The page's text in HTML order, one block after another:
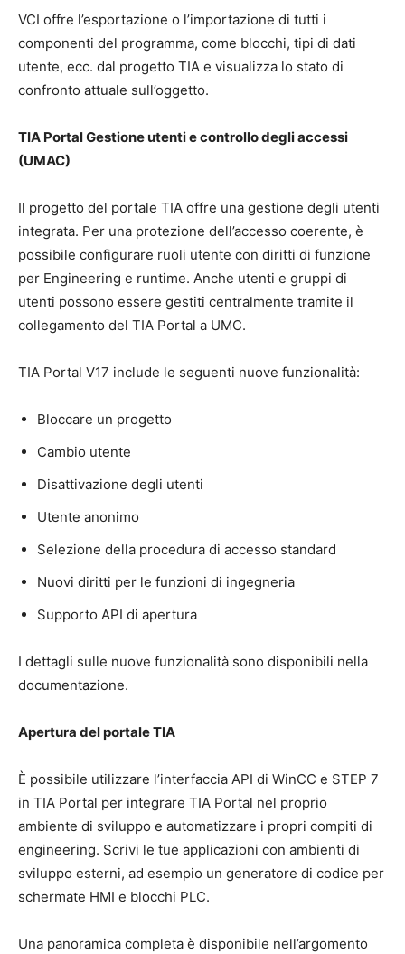
VCI offre l’esportazione o l’importazione di tutti i
componenti del programma, come blocchi, tipi di dati
utente, ecc. dal progetto TIA e visualizza lo stato di
confronto attuale sull’oggetto.
TIA Portal Gestione utenti e controllo degli accessi
(UMAC)
Il progetto del portale TIA offre una gestione degli utenti
integrata. Per una protezione dell’accesso coerente, è
possibile configurare ruoli utente con diritti di funzione
per Engineering e runtime. Anche utenti e gruppi di
utenti possono essere gestiti centralmente tramite il
collegamento del TIA Portal a UMC.
TIA Portal V17 include le seguenti nuove funzionalità:
Bloccare un progetto
Cambio utente
Disattivazione degli utenti
Utente anonimo
Selezione della procedura di accesso standard
Nuovi diritti per le funzioni di ingegneria
Supporto API di apertura
I dettagli sulle nuove funzionalità sono disponibili nella
documentazione.
Apertura del portale TIA
È possibile utilizzare l’interfaccia API di WinCC e STEP 7
in TIA Portal per integrare TIA Portal nel proprio
ambiente di sviluppo e automatizzare i propri compiti di
engineering. Scrivi le tue applicazioni con ambienti di
sviluppo esterni, ad esempio un generatore di codice per
schermate HMI e blocchi PLC.
Una panoramica completa è disponibile nell’argomento